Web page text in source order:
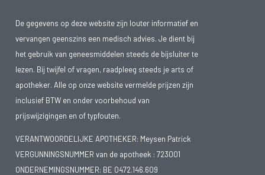
De gegevens op deze website zijn louter informatief en
vervangen geenszins een medisch advies. Je dient bij
het gebruik van geneesmiddelen steeds de bijsluiter te
lezen. Bij twijfel of vragen, raadpleeg steeds je arts of
apotheker. Alle op onze website vermelde prijzen zijn
inclusief BTW en onder voorbehoud van
prijswijzigingen en of typfouten.
VERANTWOORDELIJKE APOTHEKER: Meysen Patrick
VERGUNNINGSNUMMER van de apotheek : 723001
ONDERNEMINGSNUMMER: BE 0472.146.609